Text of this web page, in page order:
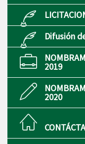
Difusión
2019
2020